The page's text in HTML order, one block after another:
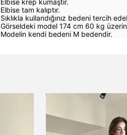
Elbise krep kumaştır.
Elbise tam kalıptır.
Sıklıkla kullandığınız bedeni tercih
Görseldeki model 174 cm 60 kg
Modelin kendi bedeni M bedendir.